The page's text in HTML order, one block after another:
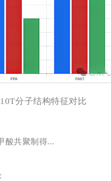
分子结构特征对比
酸共聚制得...